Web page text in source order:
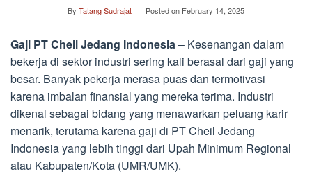
By Tatang Sudrajat Posted on February 14, 2025
Gaji PT Cheil Jedang Indonesia– Kesenangan dalam
bekerja di sektor industri sering kali berasal dari gaji yang
besar. Banyak pekerja merasa puas dan termotivasi
karena imbalan finansial yang mereka terima. Industri
dikenal sebagai bidang yang menawarkan peluang karir
menarik, terutama karena gaji di PT Cheil Jedang
Indonesia yang lebih tinggi dari Upah Minimum Regional
atau Kabupaten/Kota (UMR/UMK).